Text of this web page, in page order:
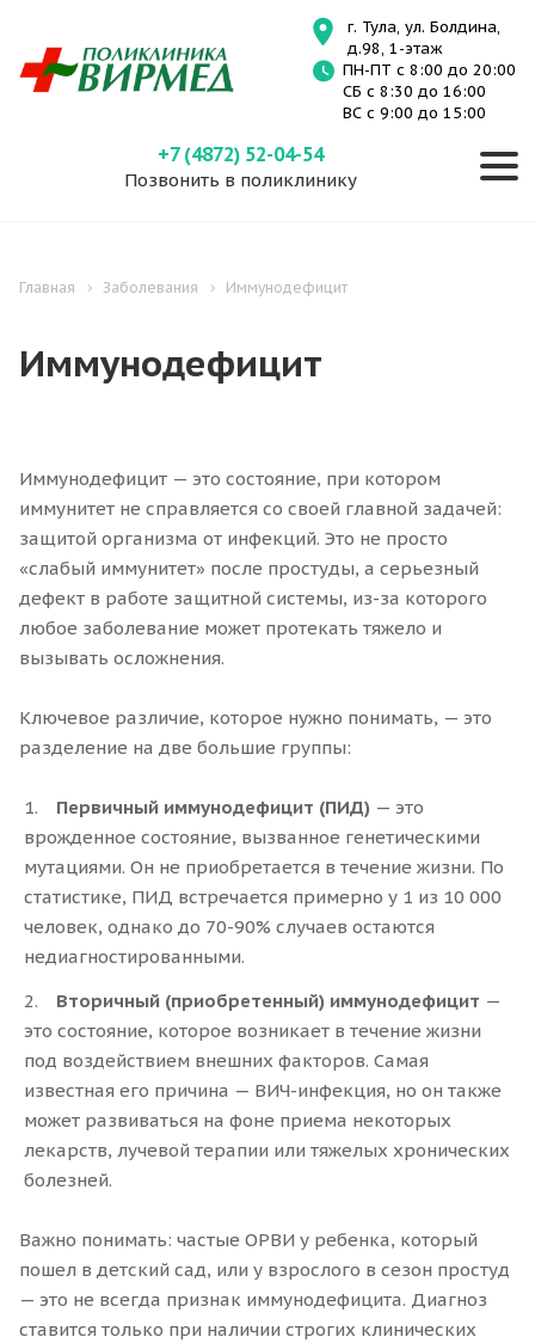
г. Тула, ул. Болдина,
д.98, 1-этаж
ПН-ПТ с 8:00 до 20:00
СБ с 8:30 до 16:00
ВС с 9:00 до 15:00
+7 (4872) 52-04-54
Позвонить в поликлинику
Главная Заболевания Иммунодефицит
Иммунодефицит
Иммунодефицит — это состояние, при котором
иммунитет не справляется со своей главной задачей:
защитой организма от инфекций. Это не просто
«слабый иммунитет» после простуды, а серьезный
дефект в работе защитной системы, из-за которого
любое заболевание может протекать тяжело и
вызывать осложнения.
Ключевое различие, которое нужно понимать, — это
разделение на две большие группы:
Первичный иммунодефицит (ПИД) — это
врожденное состояние, вызванное генетическими
мутациями. Он не приобретается в течение жизни. По
статистике, ПИД встречается примерно у 1 из 10 000
человек, однако до 70-90% случаев остаются
недиагностированными.
Вторичный (приобретенный) иммунодефицит —
это состояние, которое возникает в течение жизни
под воздействием внешних факторов. Самая
известная его причина — ВИЧ-инфекция, но он также
может развиваться на фоне приема некоторых
лекарств, лучевой терапии или тяжелых хронических
болезней.
Важно понимать: частые ОРВИ у ребенка, который
пошел в детский сад, или у взрослого в сезон простуд
— это не всегда признак иммунодефицита. Диагноз
ставится только при наличии строгих клинических